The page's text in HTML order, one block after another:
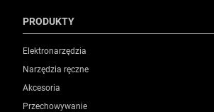
PRODUKTY
Elektronarzędzia
Narzędzia ręczne
Akcesoria
Przechowywanie